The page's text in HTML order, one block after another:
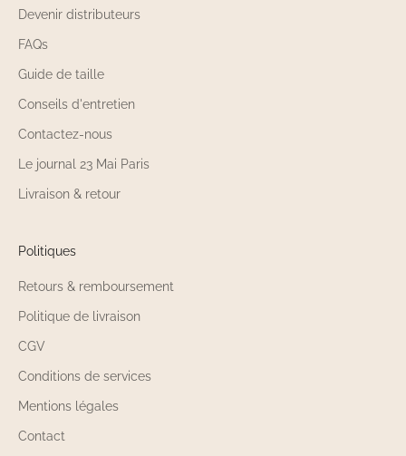
Devenir distributeurs
FAQs
Guide de taille
Conseils d'entretien
Contactez-nous
Le journal 23 Mai Paris
Livraison & retour
Politiques
Retours & remboursement
Politique de livraison
CGV
Conditions de services
Mentions légales
Contact